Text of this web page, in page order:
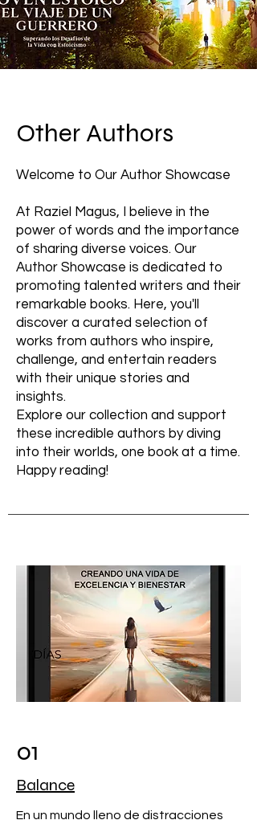
Other Authors
Welcome to Our Author Showcase
At Raziel Magus, I believe in the
power of words and the importance
of sharing diverse voices. Our
Author Showcase is dedicated to
promoting talented writers and their
remarkable books. Here, you'll
discover a curated selection of
works from authors who inspire,
challenge, and entertain readers
with their unique stories and
insights.
Explore our collection and support
these incredible authors by diving
into their worlds, one book at a time.
Happy reading!
01
Balance
En un mundo lleno de distracciones